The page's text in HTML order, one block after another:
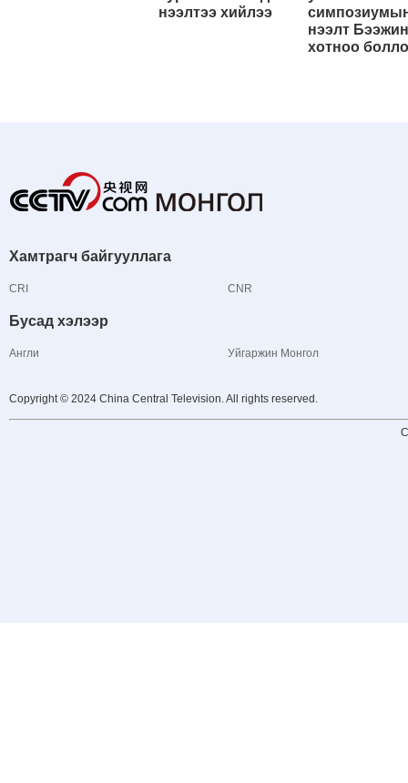
нээлтээ хийлээ
нээлт Бээжин
хотноо
Хамтрагч байгууллага
CRI CNR
Бусад хэлээр
Англи Уйгаржин Монгол
Copyright © 2024 China Central Television. All rights reserved.